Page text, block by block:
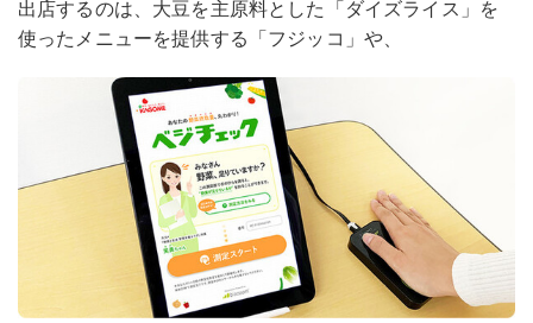
出店するのは、大豆を主原料とした「ダイズライス」を
使ったメニューを提供する「フジッコ」や、